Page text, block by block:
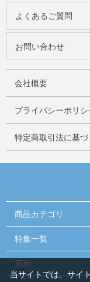
よくあるご質問
お問い合わせ
会社概要
プライバシーポリシ
特定商取引法に基
商品カテゴリ
特集一覧
系列
当サイトでは、サイ